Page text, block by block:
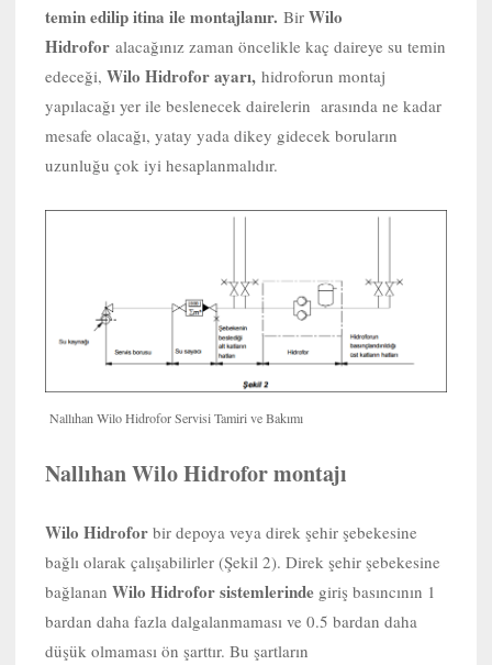
temin edilip itina ile montajlanır. Bir Wilo
Hidrofor alacağınız zaman öncelikle kaç daireye su temin
edeceği, Wilo Hidrofor ayarı, hidroforun montaj
yapılacağı yer ile beslenecek dairelerin arasında ne kadar
mesafe olacağı, yatay yada dikey gidecek boruların
uzunluğu çok iyi hesaplanmalıdır.
Nallıhan Wilo Hidrofor Servisi Tamiri ve Bakımı
Nallıhan Wilo Hidrofor montajı
Wilo Hidrofor bir depoya veya direk şehir şebekesine
bağlı olarak çalışabilirler (Şekil 2). Direk şehir şebekesine
bağlanan Wilo Hidrofor sistemlerinde giriş basıncının 1
bardan daha fazla dalgalanmaması ve 0.5 bardan daha
düşük olmaması ön şarttır. Bu şartların